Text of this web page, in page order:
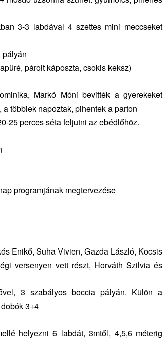
3-3 labdával 4 szettes mini meccseket
pályán
párolt káposzta, csokis keksz)
Markó Móni bevitték a gyerekeket
többiek napoztak, pihentek a parton
25 perces séta feljutni az ebédlőhöz.
programjának megtervezése
Enikő, Suha Vivien, Gazda László, Kocsis
versenyen vett részt, Horváth Szilvia és
3 szabályos boccia pályán. Külön a
3+4
helyezni 6 labdát, 3mtől, 4,5,6 méterig